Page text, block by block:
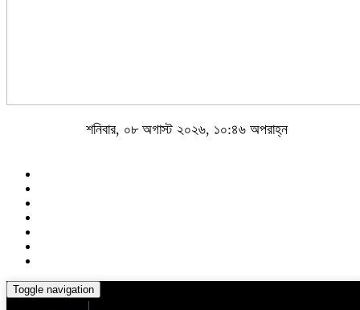
শনিবার, ০৮ অগাস্ট ২০২৬, ১০:৪৬ অপরাহ্ন
Toggle navigation